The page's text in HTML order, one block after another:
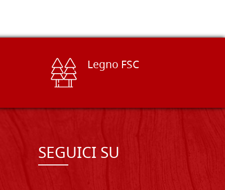
Legno FSC
SEGUICI SU